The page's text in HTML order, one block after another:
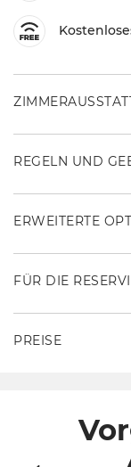
REGELN UND
ERWEITERTE
FÜR DIE
PREISE